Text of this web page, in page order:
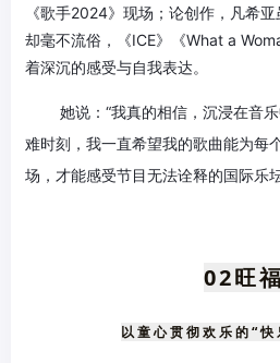
《歌手2024》现场；论创作，凡希
却毫不流俗，《ICE》《What a
着深沉的感受与自我表达。
她说：“我真的相信，沉浸在音
难时刻，我一直希望我的歌曲能为每
场，才能感受节目无法诠释的国际乐
02旺福
以童心贯彻欢乐的“快